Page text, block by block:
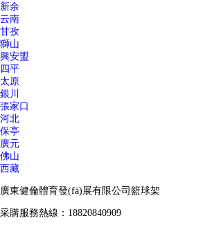
新余
云南
甘孜
獅山
興安盟
四平
太原
銀川
張家口
河北
保亭
廣元
佛山
西藏
廣東健倫體育發(fā)展有限公司籃球架
采購服務熱線：18820840909